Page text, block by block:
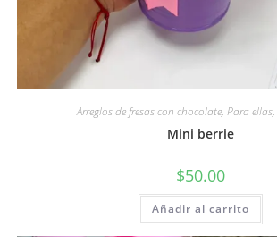
Arreglos de fresas con chocolate, Para ellas,
Mini berrie
$50.00
Añadir al carrito